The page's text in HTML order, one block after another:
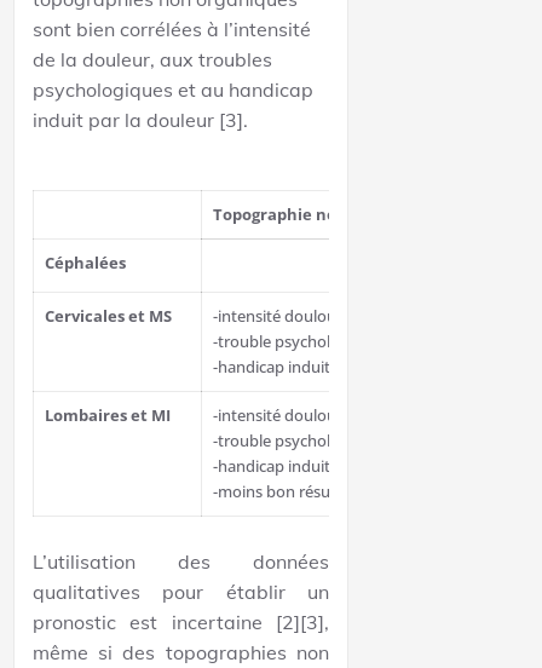
sont bien corrélées à l’intensité
de la douleur, aux troubles
psychologiques et au handicap
induit par la douleur [3].
Topographie non-organique corrélée à:
Céphalées
Cervicales et MS
-intensité douloureuse
-trouble psychologiques
-handicap induit par la douleur
Lombaires et MI
-intensité douloureuse
-trouble psychologiques
-handicap induit par la douleur
-moins bon résultats chirurgicaux
L’utilisation des données
qualitatives pour établir un
pronostic est incertaine [2][3],
même si des topographies non